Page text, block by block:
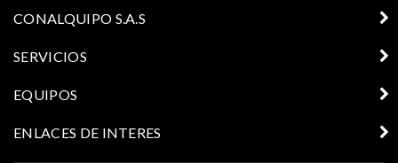
CONALQUIPO S.A.S
SERVICIOS
EQUIPOS
ENLACES DE INTERES